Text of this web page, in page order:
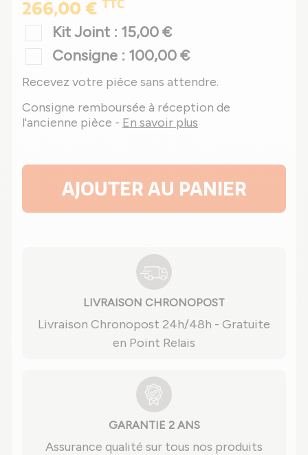
266,00 € TTC
Kit Joint : 15,00 €
Consigne : 100,00 €
Recevez votre pièce sans attendre.
Consigne remboursée à réception de
l'ancienne pièce - En savoir plus
AJOUTER AU PANIER
LIVRAISON CHRONOPOST
Livraison Chronopost 24h/48h - Gratuite
en Point Relais
GARANTIE 2 ANS
Assurance qualité sur tous nos produits